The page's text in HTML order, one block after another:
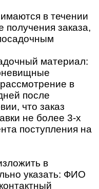
в течении
получения заказа,
материал:
в
после
что заказ
не более 3-х
поступления на
в
указать: ФИО